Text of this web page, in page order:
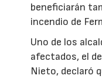
beneficiarán
incendio de
Uno de los
afectados, el
Nieto, declaró